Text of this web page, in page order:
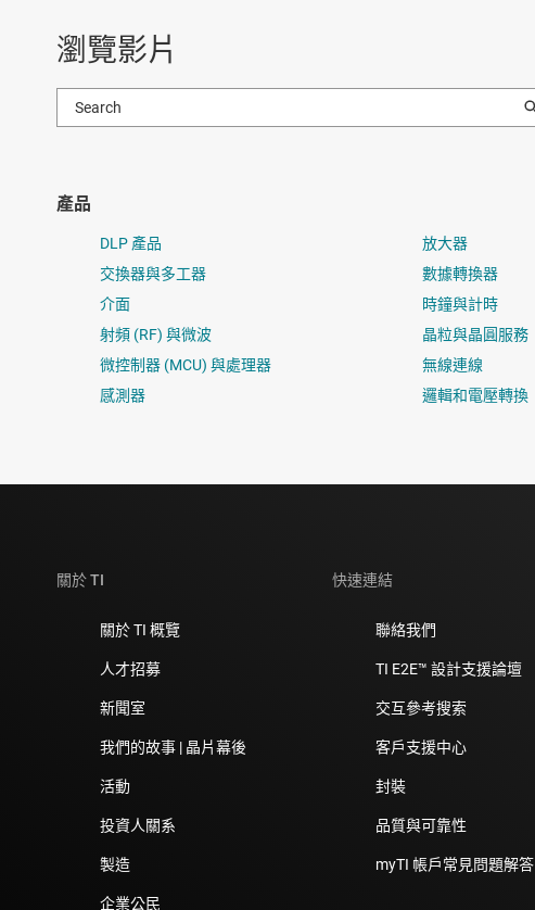
瀏覽影片
產品
DLP 產品
交換器與多工器
介面
射頻 (RF) 與微波
微控制器 (MCU) 與處理器
感測器
放大器
數據轉換器
時鐘與計時
晶粒與晶圓服務
無線連線
邏輯和電壓轉換
關於 TI
關於 TI 概覽
人才招募
新聞室
我們的故事 | 晶片幕後
活動
投資人關系
製造
企業公民
快速連結
聯絡我們
TI E2E™ 設計支援論壇
交互參考搜索
客戶支援中心
封裝
品質與可靠性
myTI 帳戶常見問題解答